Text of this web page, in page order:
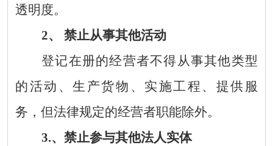
透明度。
2、 禁止从事其他活动
登记在册的经营者不得从事其他类型
的活动、生产货物、实施工程、提供服
务，但法律规定的经营者职能除外。
3.、禁止参与其他法人实体